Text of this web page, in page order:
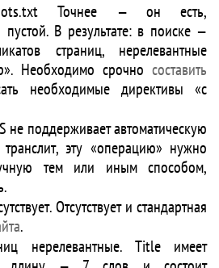
Точнее — он есть,
В результате: в поиске —
страниц, нерелевантные
Необходимо срочно составить
необходимые директивы «с
не поддерживает автоматическую
эту «операцию» нужно
тем или иным способом,
Отсутствует и стандартная
.
нерелевантные. Title имеет